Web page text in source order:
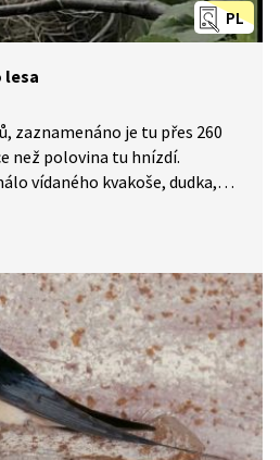
PL
lesa
zaznamenáno je tu přes 260
než polovina tu hnízdí.
vídaného kvakoše, dudka,